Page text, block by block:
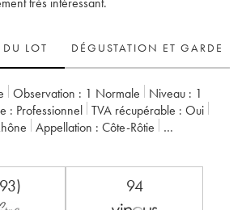
LOT
DÉGUSTATION ET GARDE
Observation : 1 Normale Niveau : 1
: professionnel TVA récupérable :
oui
Appellation :
Côte-Rôtie
94